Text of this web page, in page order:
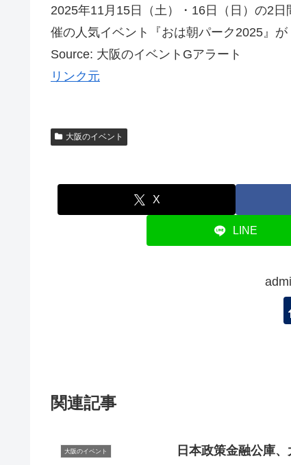
2025年11月15日（土）・16日（日）の2
催の人気イベント『おは朝パーク2025』
Source: 大阪のイベントGアラート
リンク元
大阪のイベント
X
LINE
関連記事
大阪のイベント 日本政策金融公庫、